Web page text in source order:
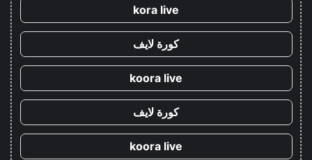
kora live
كورة لايف
koora live
كورة لايف
koora live